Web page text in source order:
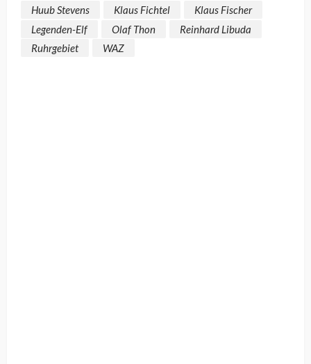
Huub Stevens
Klaus Fichtel
Klaus Fischer
Legenden-Elf
Olaf Thon
Reinhard Libuda
Ruhrgebiet
WAZ